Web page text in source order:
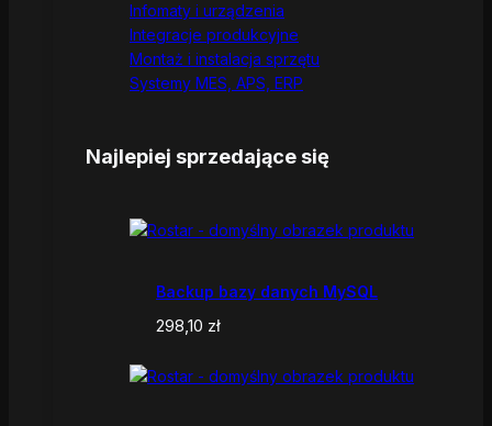
Infomaty i urządzenia
Integracje produkcyjne
Montaż i instalacja sprzętu
Systemy MES, APS, ERP
Najlepiej sprzedające się
Backup bazy danych MySQL
298,10 zł